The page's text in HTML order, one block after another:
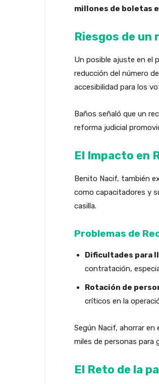
millones de boletas
Riesgos de
Un posible ajuste en el
reducción del número
accesibilidad para los
Baños señaló que un
reforma judicial
El Impacto en
Benito Nacif, también
como capacitadores y
casilla.
Problemas de
Dificultades para
contratación,
Rotación de
críticos en la
Según Nacif, ahorrar
miles de personas para
El Reto de la